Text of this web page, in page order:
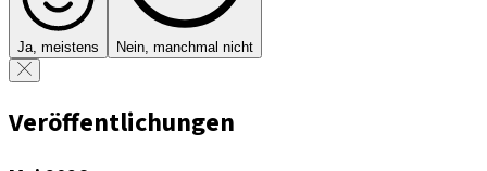
Ja, meistens Nein, manchmal nicht
Veröffentlichungen